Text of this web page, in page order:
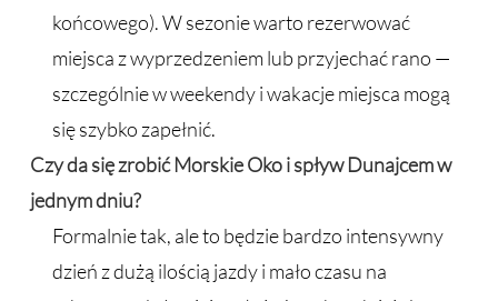
końcowego). W sezonie warto rezerwować
miejsca z wyprzedzeniem lub przyjechać rano —
szczególnie w weekendy i wakacje miejsca mogą
się szybko zapełnić.
Czy da się zrobić Morskie Oko i spływ Dunajcem w
jednym dniu?
Formalnie tak, ale to będzie bardzo intensywny
dzień z dużą ilością jazdy i mało czasu na